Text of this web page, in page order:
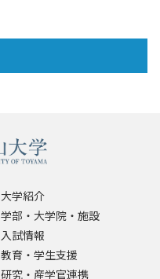
大学紹介
学部・大学院・施設
入試情報
教育・学生支援
研究・産学官連携